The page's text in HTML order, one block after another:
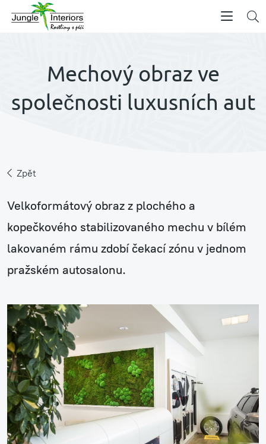
Mechový obraz ve
společnosti luxusních aut
Zpět
Velkoformátový obraz z plochého a
kopečkového stabilizovaného mechu v bílém
lakovaném rámu zdobí čekací zónu v jednom
pražském autosalonu.